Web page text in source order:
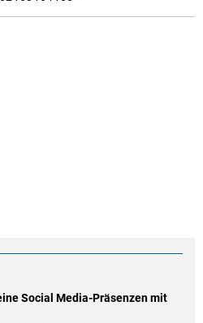
Social Media-Präsenzen mit